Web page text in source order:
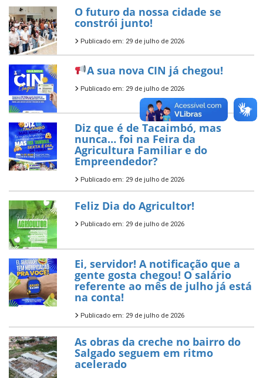
O futuro da nossa cidade se
constrói junto!
Publicado em: 29 de julho de 2026
A sua nova CIN já chegou!
Publicado em: 29 de julho de 2026
Diz que é de Tacaimbó, mas
nunca… foi na Feira da
Agricultura Familiar e do
Empreendedor?
Publicado em: 29 de julho de 2026
Feliz Dia do Agricultor!
Publicado em: 29 de julho de 2026
Ei, servidor! A notificação que a
gente gosta chegou! O salário
referente ao mês de julho já está
na conta!
Publicado em: 29 de julho de 2026
As obras da creche no bairro do
Salgado seguem em ritmo
acelerado